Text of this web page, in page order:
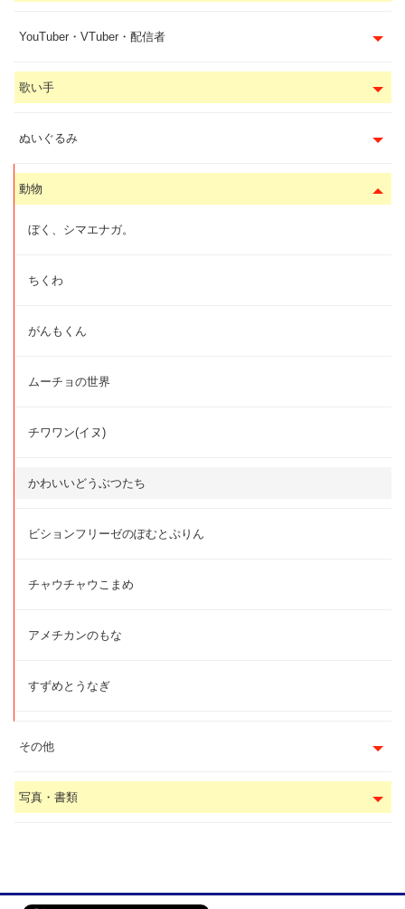
YouTuber・VTuber・配信者
歌い手
ぬいぐるみ
動物
ぼく、シマエナガ。
ちくわ
がんもくん
ムーチョの世界
チワワン(イヌ)
かわいいどうぶつたち
ビションフリーゼのぽむとぷりん
チャウチャウこまめ
アメチカンのもな
すずめとうなぎ
その他
写真・書類